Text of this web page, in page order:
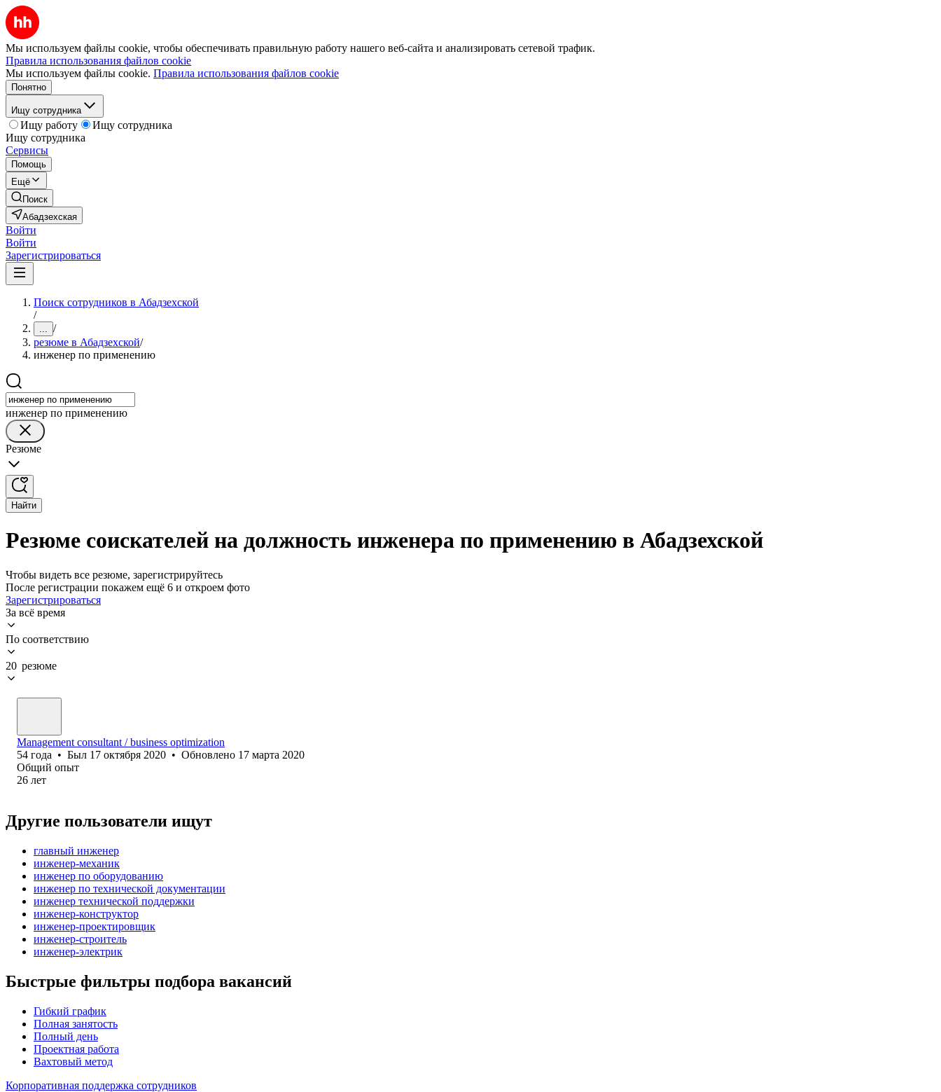
Мы используем файлы cookie, чтобы обеспечивать правильную работу нашего веб-сайта и анализировать сетевой трафик.
Правила использования файлов cookie
Мы используем файлы cookie. Правила использования файлов cookie
Понятно
Ищу сотрудника
Ищу работу
Ищу сотрудника
Ищу сотрудника
Сервисы
Помощь
Ещё
Поиск
Абадзехская
Войти
Войти
Зарегистрироваться
Поиск сотрудников в Абадзехской
/
... /
резюме в Абадзехской/
инженер по применению
инженер по применению
Резюме
Найти
Резюме соискателей на должность инженера по применению в Абадзехской
Чтобы видеть все резюме, зарегистрируйтесь
После регистрации покажем ещё 6 и откроем фото
Зарегистрироваться
За всё время
По соответствию
20 резюме
Management consultant / business optimization
54 года • Был 17 октября 2020 • Обновлено 17 марта 2020
Общий опыт
26 лет
Другие пользователи ищут
главный инженер
инженер-механик
инженер по оборудованию
инженер по технической документации
инженер технической поддержки
инженер-конструктор
инженер-проектировщик
инженер-строитель
инженер-электрик
Быстрые фильтры подбора вакансий
Гибкий график
Полная занятость
Полный день
Проектная работа
Вахтовый метод
Корпоративная поддержка сотрудников